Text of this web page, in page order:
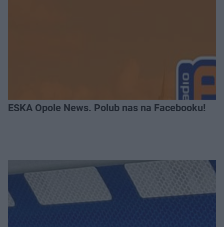
ESKA Opole News. Polub nas na Facebooku!